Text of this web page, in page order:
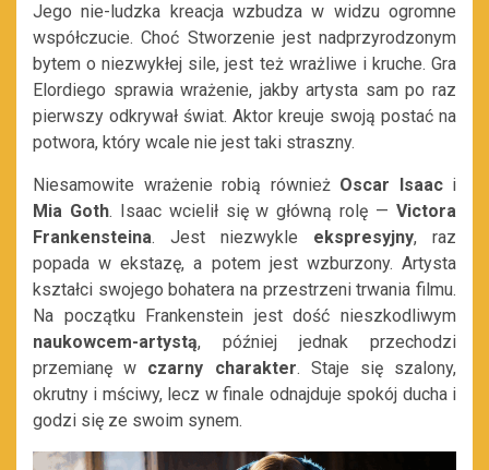
Jego nie-ludzka kreacja wzbudza w widzu ogromne
współczucie. Choć Stworzenie jest nadprzyrodzonym
bytem o niezwykłej sile, jest też wrażliwe i kruche. Gra
Elordiego sprawia wrażenie, jakby artysta sam po raz
pierwszy odkrywał świat. Aktor kreuje swoją postać na
potwora, który wcale nie jest taki straszny.
Niesamowite wrażenie robią również Oscar Isaaci
Mia Goth. Isaac wcielił się w główną rolę —Victora
Frankensteina. Jest niezwykle ekspresyjny, raz
popada w ekstazę, a potem jest wzburzony. Artysta
kształci swojego bohatera na przestrzeni trwania filmu.
Na początku Frankenstein jest dość nieszkodliwym
naukowcem-artystą, później jednak przechodzi
przemianę w czarny charakter. Staje się szalony,
okrutny i mściwy, lecz w finale odnajduje spokój ducha i
godzi się ze swoim synem.